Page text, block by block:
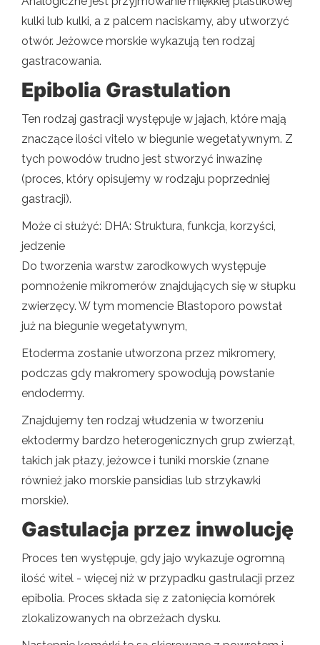
kulki lub kulki, a z palcem naciskamy, aby utworzyć
otwór. Jeżowce morskie wykazują ten rodzaj
gastracowania.
Epibolia Grastulation
Ten rodzaj gastracji występuje w jajach, które mają
znaczące ilości vitelo w biegunie wegetatywnym. Z
tych powodów trudno jest stworzyć inwazinę
(proces, który opisujemy w rodzaju poprzedniej
gastracji).
Może ci służyć: DHA: Struktura, funkcja, korzyści,
jedzenie
Do tworzenia warstw zarodkowych występuje
pomnożenie mikromerów znajdujących się w słupku
zwierzęcy. W tym momencie Blastoporo powstał
już na biegunie wegetatywnym,
Etoderma zostanie utworzona przez mikromery,
podczas gdy makromery spowodują powstanie
endodermy.
Znajdujemy ten rodzaj włudzenia w tworzeniu
ektodermy bardzo heterogenicznych grup zwierząt,
takich jak płazy, jeżowce i tuniki morskie (znane
również jako morskie pansidias lub strzykawki
morskie).
Gastulacja przez inwolucję
Proces ten występuje, gdy jajo wykazuje ogromną
ilość witel - więcej niż w przypadku gastrulacji przez
epibolia. Proces składa się z zatonięcia komórek
zlokalizowanych na obrzeżach dysku.